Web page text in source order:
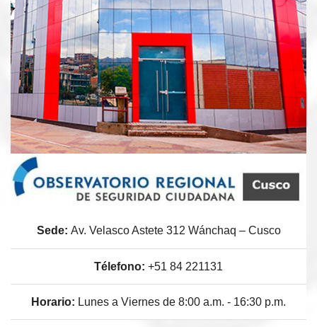
Sede: Av. Velasco Astete 312 Wánchaq – Cusco
Télefono: +51 84 221131
Horario: Lunes a Viernes de 8:00 a.m. - 16:30 p.m.